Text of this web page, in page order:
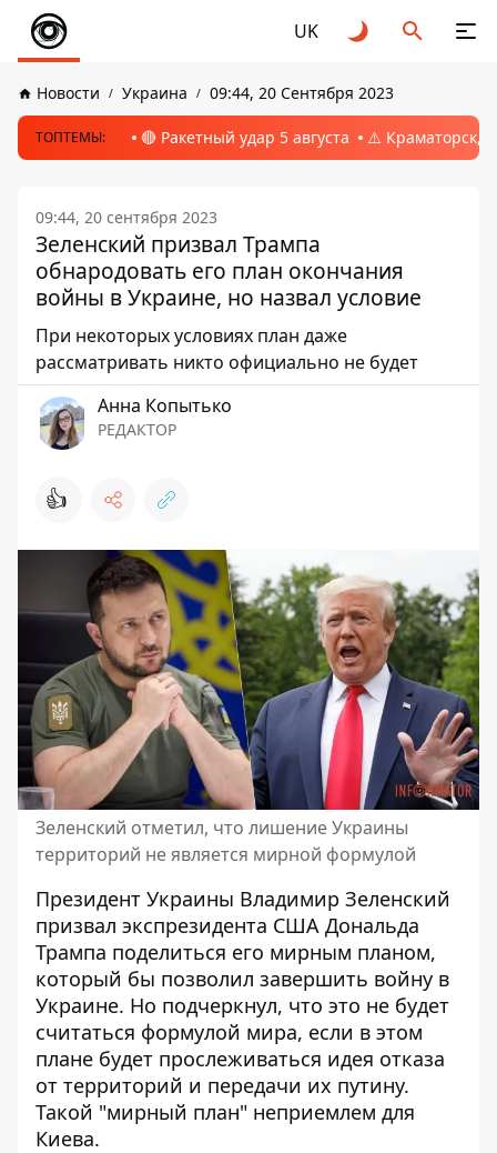
UK
Новости Украина 09:44, 20 Сентября 2023
ТОПТЕМЫ: 🔴 Ракетный удар 5 августа ⚠️ Краматорск,
09:44, 20 сентября 2023
Зеленский призвал Трампа
обнародовать его план окончания
войны в Украине, но назвал условие
При некоторых условиях план даже
рассматривать никто официально не будет
Анна Копытько
РЕДАКТОР
👍
Зеленский отметил, что лишение Украины
территорий не является мирной формулой
Президент Украины Владимир Зеленский
призвал экспрезидента США Дональда
Трампа поделиться его мирным планом,
который бы позволил завершить войну в
Украине. Но подчеркнул, что это не будет
считаться формулой мира, если в этом
плане будет прослеживаться идея отказа
от территорий и передачи их путину.
Такой "мирный план" неприемлем для
Киева.